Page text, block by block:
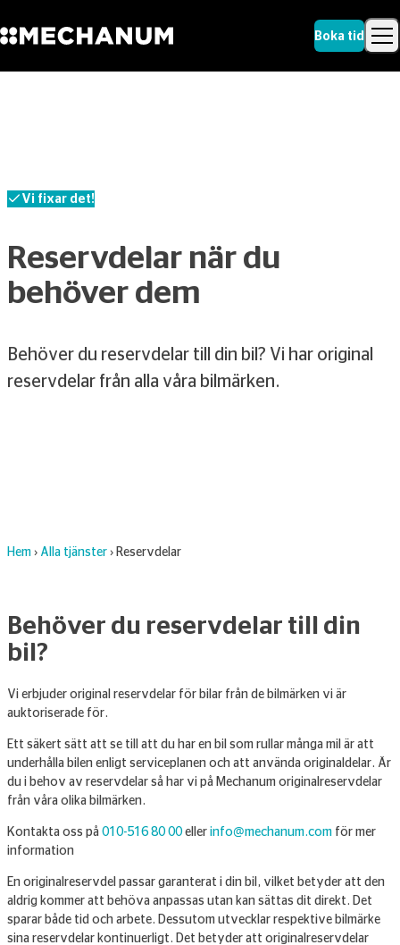
Boka tid
Vi fixar det!
Reservdelar när du
behöver dem
Behöver du reservdelar till din bil? Vi har original
reservdelar från alla våra bilmärken.
Hem › Alla tjänster › Reservdelar
Behöver du reservdelar till din
bil?
Vi erbjuder original reservdelar för bilar från de bilmärken vi är
auktoriserade för.
Ett säkert sätt att se till att du har en bil som rullar många mil är att
underhålla bilen enligt serviceplanen och att använda originaldelar. Är
du i behov av reservdelar så har vi på Mechanum originalreservdelar
från våra olika bilmärken.
Kontakta oss på 010-516 80 00eller info@mechanum.com för mer
information
En originalreservdel passar garanterat i din bil, vilket betyder att den
aldrig kommer att behöva anpassas utan kan sättas dit direkt. Det
sparar både tid och arbete. Dessutom utvecklar respektive bilmärke
sina reservdelar kontinuerligt. Det betyder att originalreservdelar